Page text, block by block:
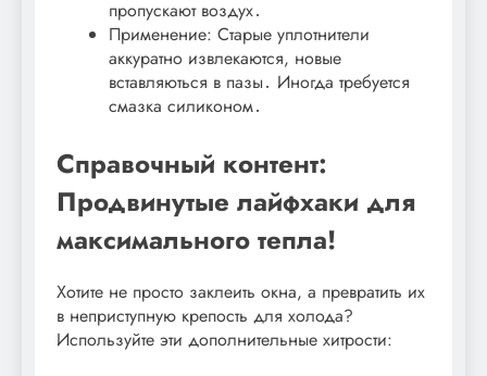
пропускают воздух․
Применение: Старые уплотнители
аккуратно извлекаются, новые
вставляються в пазы․ Иногда требуется
смазка силиконом․
Справочный контент:
Продвинутые лайфхаки для
максимального тепла!
Хотите не просто заклеить окна, а превратить их
в неприступную крепость для холода?
Используйте эти дополнительные хитрости: